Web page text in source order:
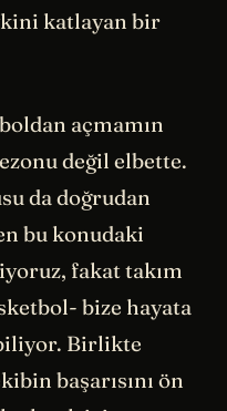
katlayan bir
açmamın
değil elbette.
da doğrudan
bu konudaki
fakat takım
bize hayata
Birlikte
başarısını ön